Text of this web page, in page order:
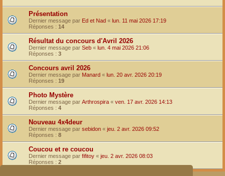
Présentation
Dernier message par Ed et Nad « lun. 11 mai 2026 17:19
Réponses : 14
Résultat du concours d'Avril 2026
Dernier message par Seb « lun. 4 mai 2026 21:06
Réponses : 3
Concours avril 2026
Dernier message par Manard « lun. 20 avr. 2026 20:19
Réponses : 19
Photo Mystère
Dernier message par Arthrospira « ven. 17 avr. 2026 14:13
Réponses : 4
Nouveau 4x4deur
Dernier message par sebidon « jeu. 2 avr. 2026 09:52
Réponses : 8
Coucou et re coucou
Dernier message par fifitoy « jeu. 2 avr. 2026 08:03
Réponses : 2